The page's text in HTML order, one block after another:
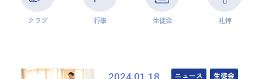
クラブ 行事 生徒会 礼拝
2024.01.18 ニュース 生徒会